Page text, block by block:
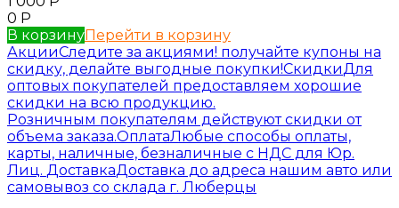
0 Р
В корзинуПерейти в корзину
АкцииСледите за акциями! получайте купоны на
скидку, делайте выгодные покупки!СкидкиДля
оптовых покупателей предоставляем хорошие
скидки на всю продукцию.
Розничным покупателям действуют скидки от
объема заказа.ОплатаЛюбые способы оплаты,
карты, наличные, безналичные с НДС для Юр.
Лиц. ДоставкаДоставка до адреса нашим авто или
самовывоз со склада г. Люберцы